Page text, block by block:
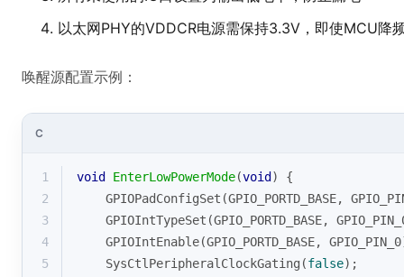
以太网PHY的VDDCR电源需保持3.3V，即使MCU降
唤醒源配置示例：
C
1 void EnterLowPowerMode(void )
{
2
GPIOPadConfigSet(GPIO_PORTD_BASE,
3
GPIOIntTypeSet(GPIO_PORTD_BASE,
4
GPIOIntEnable(GPIO_PORTD_BASE,
5
    SysCtlPeripheralClockGating(
false);